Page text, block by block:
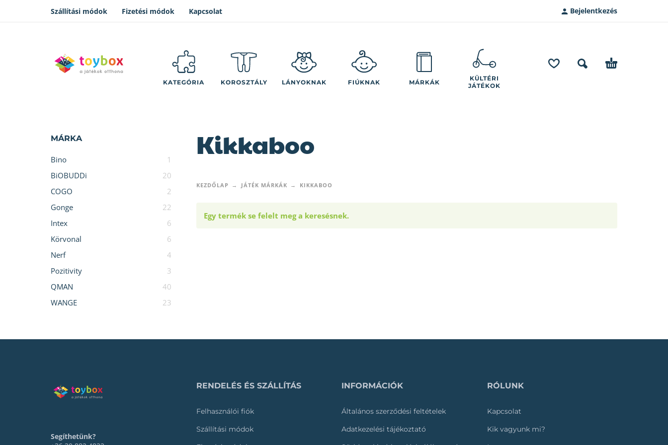
Szállítási módok Fizetési módok Kapcsolat Bejelentkezés
KATEGÓRIA KOROSZTÁLY LÁNYOKNAK FIÚKNAK MÁRKÁK
KÜLTÉRI
JÁTÉKOK
MÁRKA
Bino
1
BiOBUDDi
20
COGO
2
Gonge
22
Intex
6
Körvonal
6
Nerf
4
Pozitivity
3
QMAN
40
WANGE
23
Kikkaboo
KEZDŐLAP JÁTÉK MÁRKÁK KIKKABOO
Egy termék se felelt meg a keresésnek.
Segíthetünk?
RENDELÉS ÉS SZÁLLÍTÁS
Felhasználói fiók
Szállítási módok
INFORMÁCIÓK
Általános szerződési feltételek
Adatkezelési tájékoztató
RÓLUNK
Kapcsolat
Kik vagyunk mi?